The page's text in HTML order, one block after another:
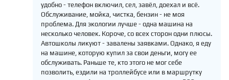
удобно - телефон включил, сел, завёл, доехал и всё.
Обслуживание, мойка, чистка, бензин - не моя
проблема. Для экологии лучше - одна машина на
несколько человек. Короче, со всех сторон одни плюсы.
Автошколы ликуют - завалены заявками. Однако, я еду
на машине, которую купил за свои деньги, могу ее
обслуживать. Раньше те, кто этого не мог себе
позволить, ездили на троллейбусе или в маршрутку